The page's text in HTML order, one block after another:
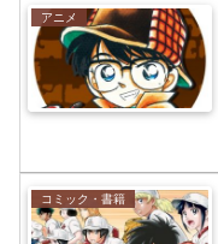
アニメ
コミック・書籍